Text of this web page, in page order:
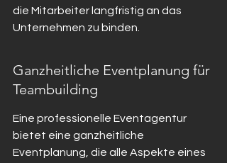
die Mitarbeiter langfristig an das
Unternehmen zu binden.
Ganzheitliche Eventplanung für
Teambuilding
Eine professionelle Eventagentur
bietet eine ganzheitliche
Eventplanung, die alle Aspekte eines